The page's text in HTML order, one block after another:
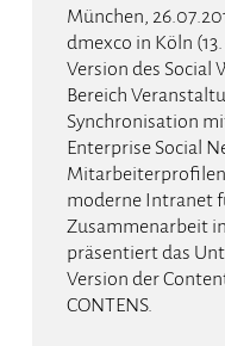
München,
dmexco in Köln
Version des Social
Bereich
Synchronisation
Enterprise Social
moderne Intranet
Zusammenarbeit
präsentiert das
Version der
CONTENS.